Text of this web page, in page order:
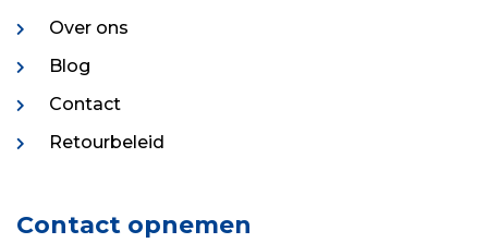
Over ons
Blog
Contact
Retourbeleid
Contact opnemen